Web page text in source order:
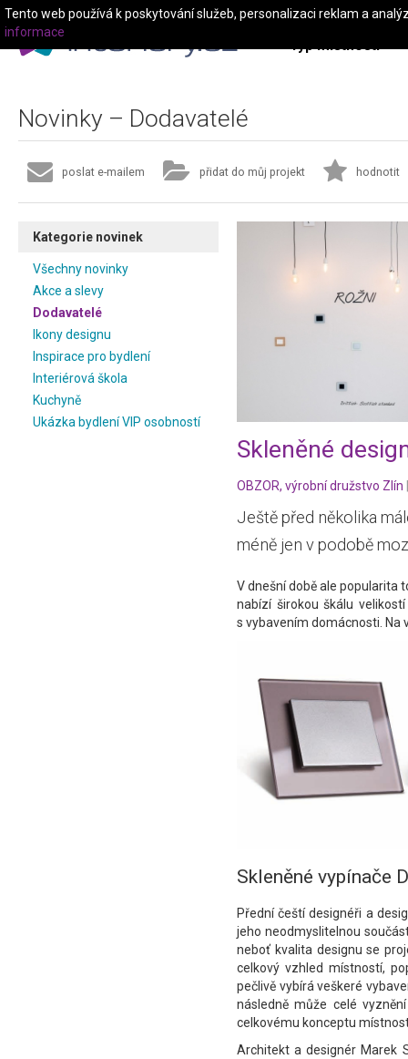
Typ místnosti
Novinky – Dodavatelé
poslat e-mailem přidat do můj projekt hodnotit
Kategorie novinek
Všechny novinky
Akce a slevy
Dodavatelé
Ikony designu
Inspirace pro bydlení
Interiérová škola
Kuchyně
Ukázka bydlení VIP osobností
Skleněné
OBZOR, výrobní družstvo Zlín
Ještě před několika
méně jen v podobě
V dnešní době ale popularita
nabízí širokou škálu
s vybavením domácnosti. Na
Skleněné vypínače
Přední čeští designéři a
jeho neodmyslitelnou
neboť kvalita designu se
celkový vzhled místností,
pečlivě vybírá veškeré
následně může celé
celkovému konceptu
Architekt a designér Marek
Tento web používá k poskytování služeb, personalizaci reklam a
informace